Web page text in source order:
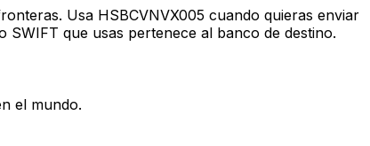
Usa HSBCVNVX005 cuando quieras enviar
que usas pertenece al banco de destino.
el mundo.